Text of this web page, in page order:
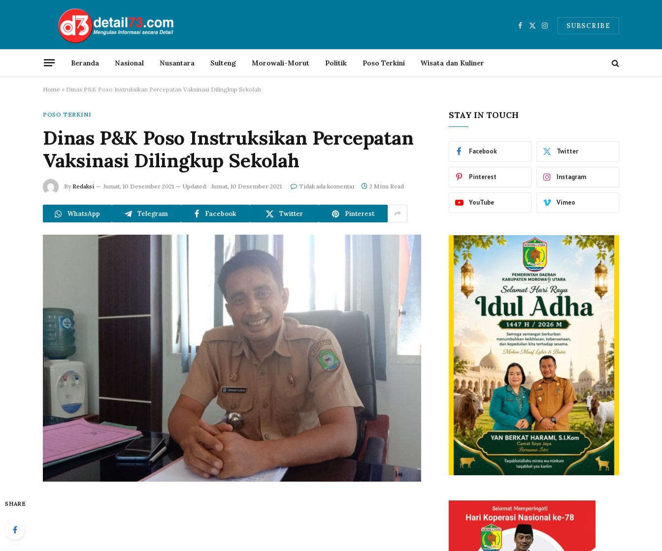
Facebook
X
InstagramSUBSCRIBE
Beranda Nasional Nusantara Sulteng Morowali-Morut Politik Poso Terkini Wisata dan Kuliner
Home » Dinas P&K Poso Instruksikan Percepatan Vaksinasi Dilingkup Sekolah
POSO TERKINI
Dinas P&K Poso Instruksikan Percepatan
Vaksinasi Dilingkup Sekolah
By Redaksi Jumat, 10 Desember 2021 Updated: Jumat, 10 Desember 2021 Tidak ada komentar 2 Mins Read
WhatsApp Telegram Facebook Twitter Pinterest
SHARE
STAY IN TOUCH
Facebook Twitter
Pinterest Instagram
YouTube Vimeo